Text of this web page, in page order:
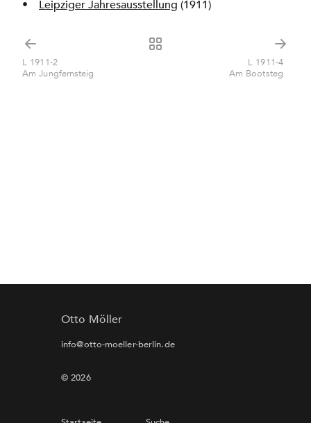
Leipziger Jahresausstellung (1911)
L 1911-2
Am Jungfernsteig
L 1911-4
Am Bootsteg
Otto Möller
info@otto-moeller-berlin.de
© 2026